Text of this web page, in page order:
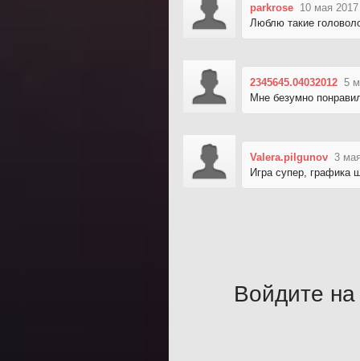
parkrose 10 мая
Люблю такие
2345645.04032012 5
Мне безумно
Valera.pilgunov 3
Игра супер, графика
Войдите на